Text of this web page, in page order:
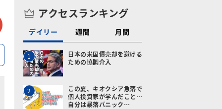
メールで送る
アクセスランキング
デイリー 週間 月間
1
日本の米国債売却を避ける
ための協調介入
2
この夏、キオクシア急落で
個人投資家が学んだこと…
自分は暴落パニック…